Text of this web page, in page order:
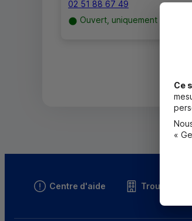
02 51 88 67 49
Ouvert, uniquement sur RDV
Centre d'aide Trouver une
Ce
«